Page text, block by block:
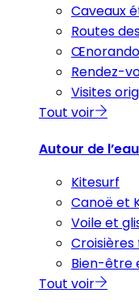
Caveaux
Routes
Rendez-
Visites
Tout voir
Autour de l’eau
Kitesurf
Canoë et
Voile et
Croisières
Bien-être
Tout voir